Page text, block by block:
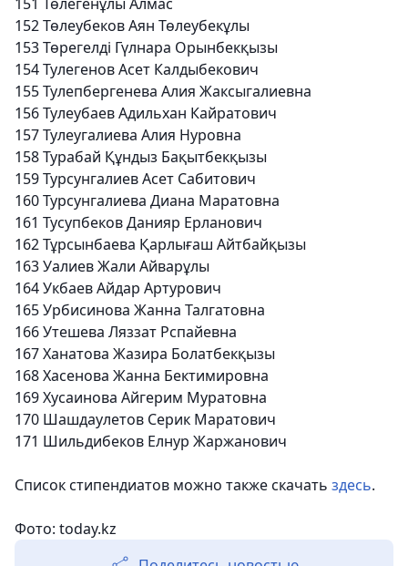
152Төлеубеков Аян Төлеубекұлы
153Төрегелді Гүлнара Орынбекқызы
154Тулегенов Асет Калдыбекович
155Тулепбергенева Алия Жаксыгалиевна
156Тулеубаев Адильхан Кайратович
157Тулеугалиева Алия Нуровна
158Турабай Құндыз Бақытбекқызы
159Турсунгалиев Асет Сабитович
160Турсунгалиева Диана Маратовна
161 Тусупбеков Данияр Ерланович
162Тұрсынбаева Қарлығаш Айтбайқызы
163Уалиев Жали Айварұлы
164Укбаев Айдар Артурович
165Урбисинова Жанна Талгатовна
166Утешева Ляззат Рспайевна
167Ханатова Жазира Болатбекқызы
168Хасенова Жанна Бектимировна
169Хусаинова Айгерим Муратовна
170 Шашдаулетов Серик Маратович
171 Шильдибеков Елнур Жаржанович
Список стипендиатов можно также скачать здесь.
Фото: today.kz